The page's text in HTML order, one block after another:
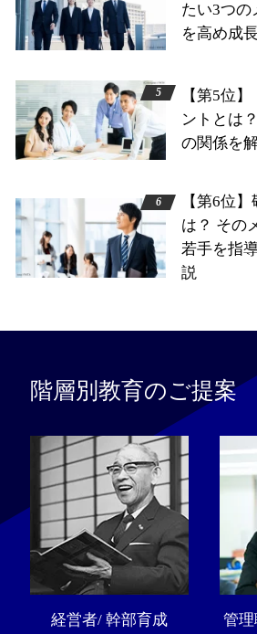
たい3つの
を高め成
【第5位
ントとは
の関係を
【第6位
は？ その
若手を指
説
階層別教育のご提案
経営者/ 幹部育成
管